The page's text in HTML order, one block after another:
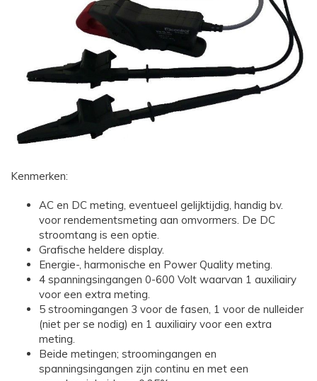
Kenmerken:
AC en DC meting, eventueel gelijktijdig, handig bv.
voor rendementsmeting aan omvormers. De DC
stroomtang is een optie.
Grafische heldere display.
Energie-, harmonische en Power Quality meting.
4 spanningsingangen 0-600 Volt waarvan 1 auxiliairy
voor een extra meting.
5 stroomingangen 3 voor de fasen, 1 voor de nulleider
(niet per se nodig) en 1 auxiliairy voor een extra
meting.
Beide metingen; stroomingangen en
spanningsingangen zijn continu en met een